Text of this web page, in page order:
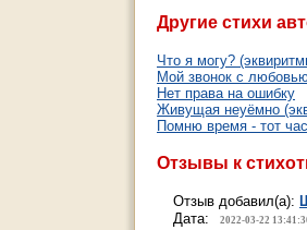
Другие стихи
Что я могу?
Мой звонок с
Нет права на ошибку
Живущая неуёмно
Помню время - тот
Отзывы к
Отзыв добавил(а):
Дата:
2022-03-22